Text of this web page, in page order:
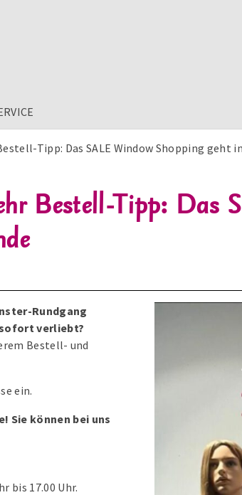
Tipp: Das SALE Window Shopping geht
Bestell-Tipp: Das
Rundgang
verliebt?
Bestell- und
ein.
Sie können bei uns
bis 17.00 Uhr.